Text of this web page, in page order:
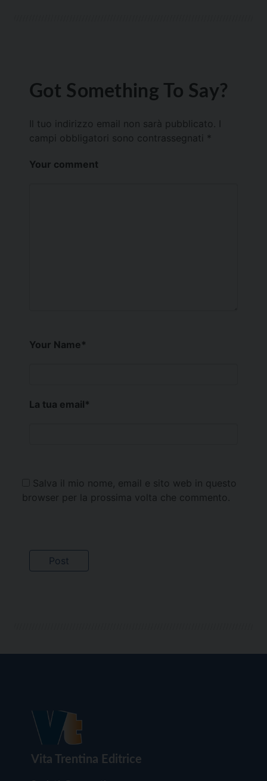
Got Something To Say?
Il tuo indirizzo email non sarà pubblicato.
campi obbligatori sono contrassegnati *
Your comment
Your Name*
La tua email*
Salva il mio nome, email e sito web in questo
browser per la prossima volta che commento.
Vita Trentina Editrice